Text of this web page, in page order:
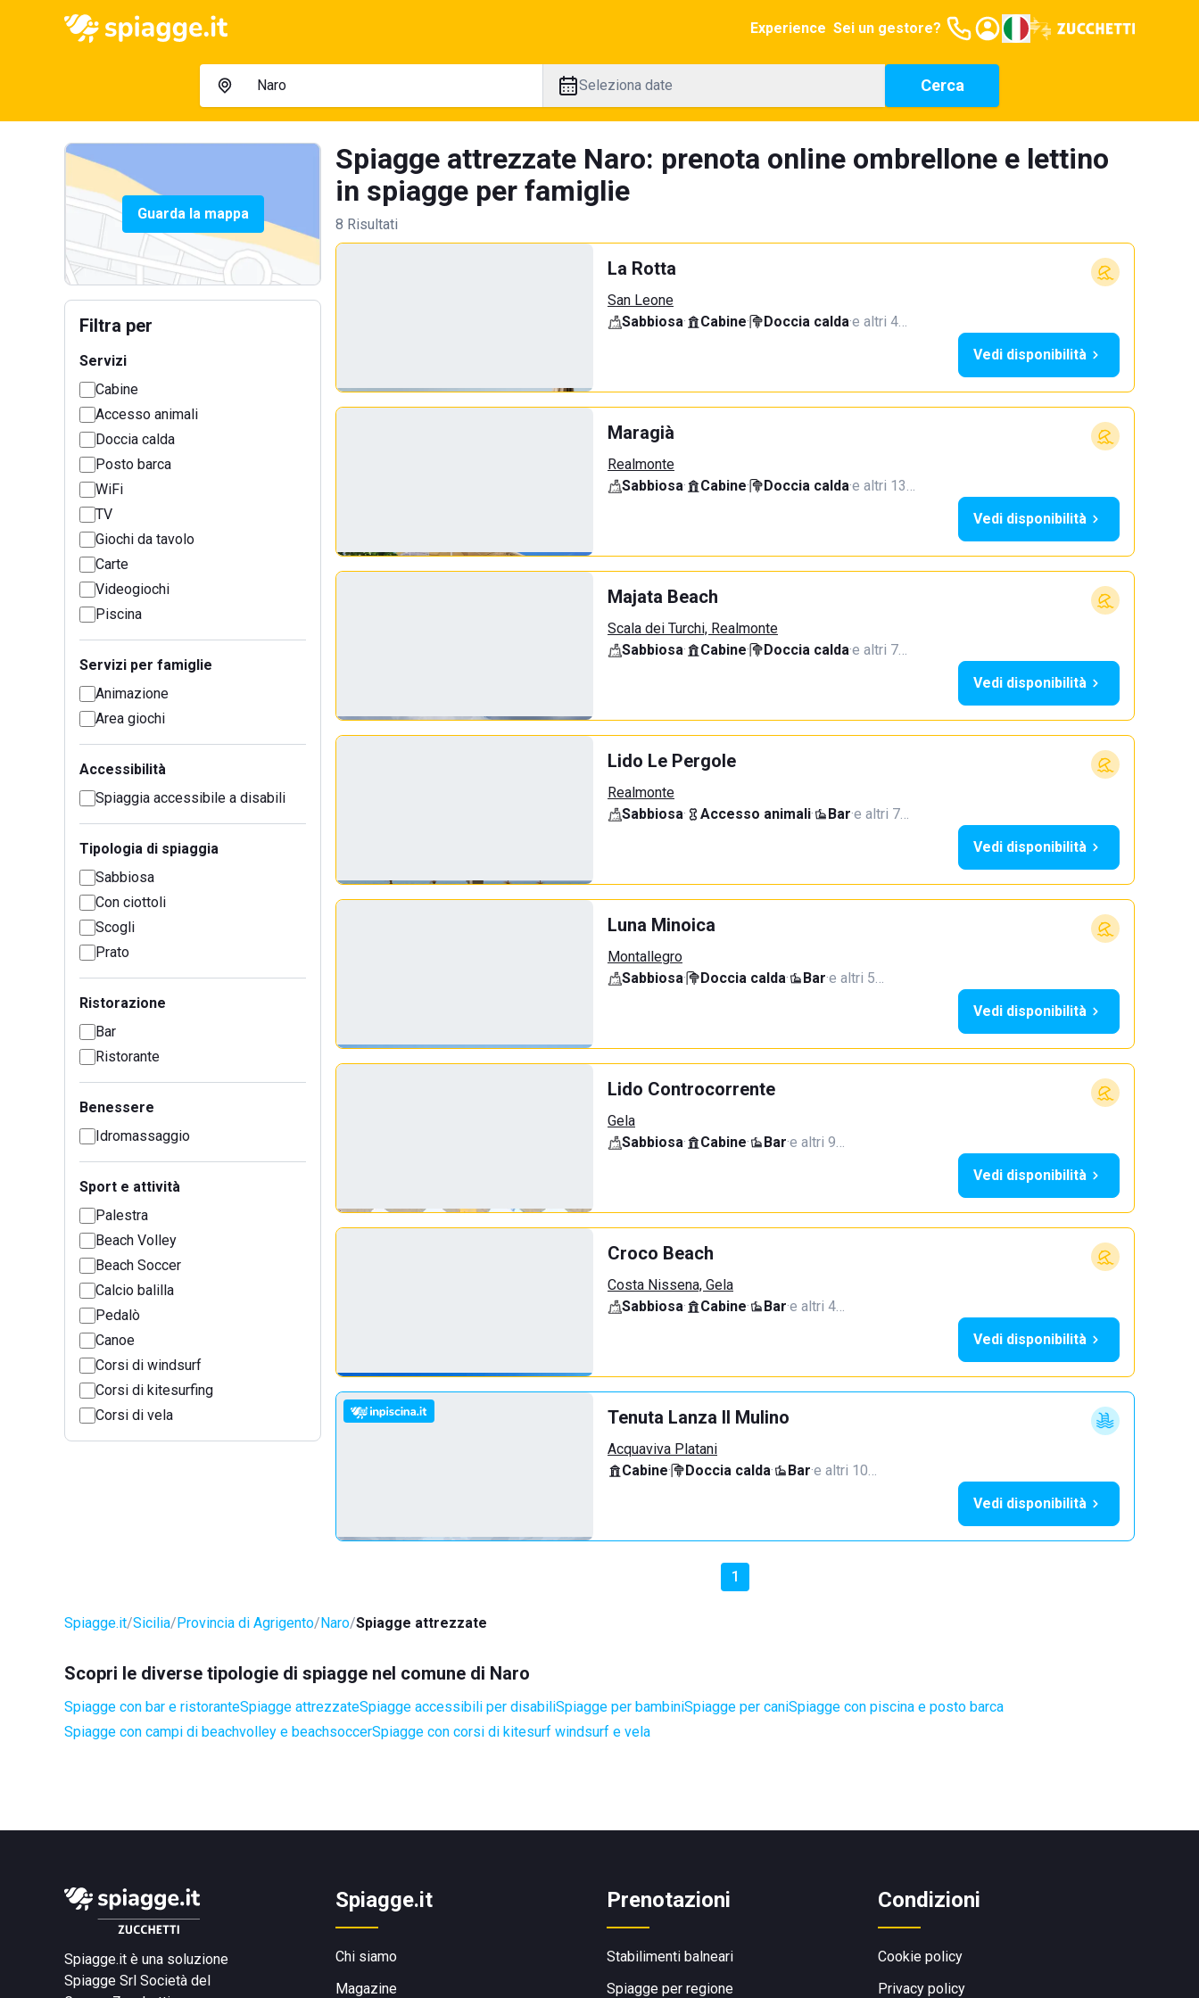
Experience Sei un gestore?
Seleziona date Cerca
Guarda la mappa
Filtra per
Servizi
Cabine
Accesso animali
Doccia calda
Posto barca
WiFi
TV
Giochi da tavolo
Carte
Videogiochi
Piscina
Servizi per famiglie
Animazione
Area giochi
Accessibilità
Spiaggia accessibile a disabili
Tipologia di spiaggia
Sabbiosa
Con ciottoli
Scogli
Prato
Ristorazione
Bar
Ristorante
Benessere
Idromassaggio
Sport e attività
Palestra
Beach Volley
Beach Soccer
Calcio balilla
Pedalò
Canoe
Corsi di windsurf
Corsi di kitesurfing
Corsi di vela
Spiagge attrezzate Naro: prenota online ombrellone e lettino
in spiagge per famiglie
8 Risultati
La Rotta
San Leone
Sabbiosa· Cabine· Doccia calda·e altri 4…
Vedi disponibilità
Maragià
Realmonte
Sabbiosa· Cabine· Doccia calda·e altri 13…
Vedi disponibilità
Majata Beach
Scala dei Turchi, Realmonte
Sabbiosa· Cabine· Doccia calda·e altri 7…
Vedi disponibilità
Lido Le Pergole
Realmonte
Sabbiosa· Accesso animali· Bar·e altri 7…
Vedi disponibilità
Luna Minoica
Montallegro
Sabbiosa· Doccia calda· Bar·e altri 5…
Vedi disponibilità
Lido Controcorrente
Gela
Sabbiosa· Cabine· Bar·e altri 9…
Vedi disponibilità
Croco Beach
Costa Nissena, Gela
Sabbiosa· Cabine· Bar·e altri 4…
Vedi disponibilità
Tenuta Lanza Il Mulino
Acquaviva Platani
Cabine· Doccia calda· Bar·e altri 10…
Vedi disponibilità
1
Spiagge.it Sicilia Provincia di Agrigento Naro Spiagge attrezzate
Scopri le diverse tipologie di spiagge nel comune di Naro
Spiagge con bar e ristoranteSpiagge attrezzateSpiagge accessibili per disabiliSpiagge per bambiniSpiagge per caniSpiagge con piscina e posto barca
Spiagge con campi di beachvolley e beachsoccerSpiagge con corsi di kitesurf windsurf e vela
Spiagge.it è una soluzione
Spiagge Srl Società del
Spiagge.it
Chi siamo
Magazine
Prenotazioni
Stabilimenti balneari
Spiagge per regione
Condizioni
Cookie policy
Privacy policy